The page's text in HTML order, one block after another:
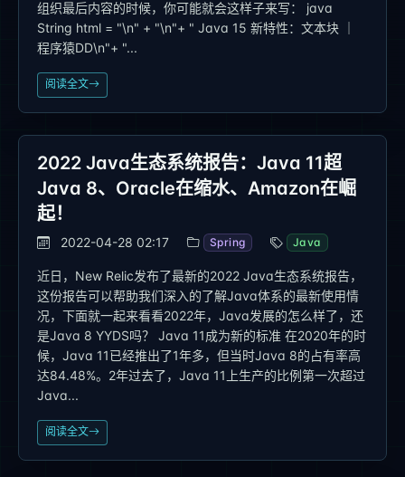
组织最后内容的时候，你可能就会这样子来写： java
String html = "\n" + "\n"+ " Java 15 新特性：文本块 ｜
程序猿DD\n"+ "...
阅读全文
2022 Java生态系统报告：Java 11超
Java 8、Oracle在缩水、Amazon在崛
起！
2022-04-28 02:17 Spring Java
近日，New Relic发布了最新的2022 Java生态系统报告，
这份报告可以帮助我们深入的了解Java体系的最新使用情
况，下面就一起来看看2022年，Java发展的怎么样了，还
是Java 8 YYDS吗？ Java 11成为新的标准 在2020年的时
候，Java 11已经推出了1年多，但当时Java 8的占有率高
达84.48%。2年过去了，Java 11上生产的比例第一次超过
Java...
阅读全文